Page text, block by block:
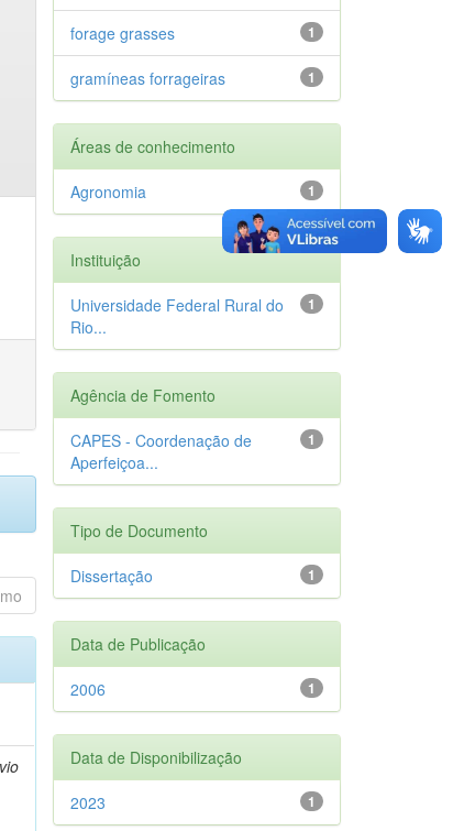
1
forage grasses
1
gramíneas forrageiras
Áreas de conhecimento
1
Agronomia
Instituição
1
Universidade Federal Rural do
Rio...
Agência de Fomento
1
CAPES - Coordenação de
Aperfeiçoa...
Tipo de Documento
1
Dissertação
Data de Publicação
1
2006
Data de Disponibilização
1
2023